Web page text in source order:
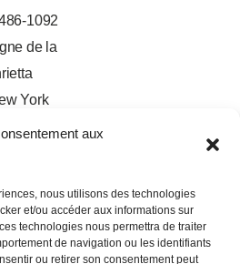
aux
nous utilisons des technologies
et/ou accéder aux informations sur
technologies nous permettra de traiter
de navigation ou les identifiants
ou retirer son consentement peut
1092
de la
York
t
u
b
e